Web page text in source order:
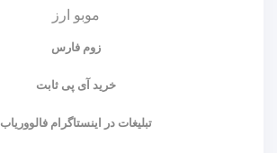
موبو ارز
زوم فارس
خرید آی پی ثابت
تبلیغات در اینستاگرام فالووریاب